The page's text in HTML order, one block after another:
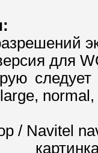
для
следует